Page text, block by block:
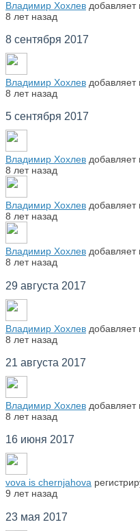
Владимир Хохлев добавляет
8 лет назад
8 сентября 2017
Владимир Хохлев добавляет
8 лет назад
5 сентября 2017
Владимир Хохлев добавляет
8 лет назад
Владимир Хохлев добавляет
8 лет назад
Владимир Хохлев добавляет
8 лет назад
29 августа 2017
Владимир Хохлев добавляет
8 лет назад
21 августа 2017
Владимир Хохлев добавляет
8 лет назад
16 июня 2017
vova is chernjahova
9 лет назад
23 мая 2017